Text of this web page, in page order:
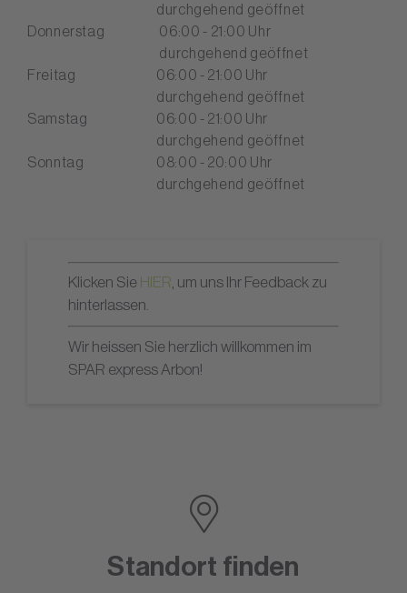
durchgehend geöffnet
Donnerstag
06:00 - 21:00 Uhr
durchgehend geöffnet
Freitag
06:00 - 21:00 Uhr
durchgehend geöffnet
Samstag
06:00 - 21:00 Uhr
durchgehend geöffnet
Sonntag
08:00 - 20:00 Uhr
durchgehend geöffnet
Klicken Sie HIER, um uns Ihr Feedback zu
hinterlassen.
Wir heissen Sie herzlich willkommen im
SPAR express Arbon!
Standort finden